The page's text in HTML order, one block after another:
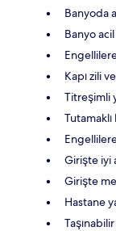
Banyoda
Banyo
Kapı zili
Titreşimli
Tutamaklı
Girişte iyi
Girişte
Hastane